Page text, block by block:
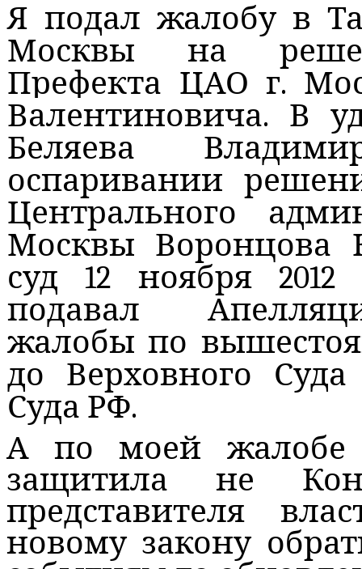
Я подал жалобу в
Москвы
на
Префекта ЦАО г.
Валентиновича. В
Беляева
оспаривании
Центрального
Москвы Воронцова
суд 12 ноября
подавал
жалобы по
до Верховного
Суда РФ.
А по моей жалобе
защитила не
представителя
новому закону